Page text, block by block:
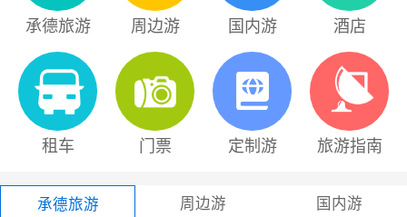
承德旅游 周边游 国内游 酒店
租车 门票 定制游 旅游指南
承德旅游 周边游 国内游